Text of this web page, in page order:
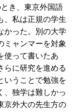
き、東京外国語
、私は正規の学生
かった。別の大学
ミャンマーを対象
使って書いたあ
らに研究を進める
いうことで勉強を
、独学は難しかっ
京外大の先生方の